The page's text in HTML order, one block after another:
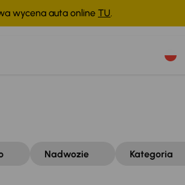
wycena auta online TU.
Nadwozie Kategoria